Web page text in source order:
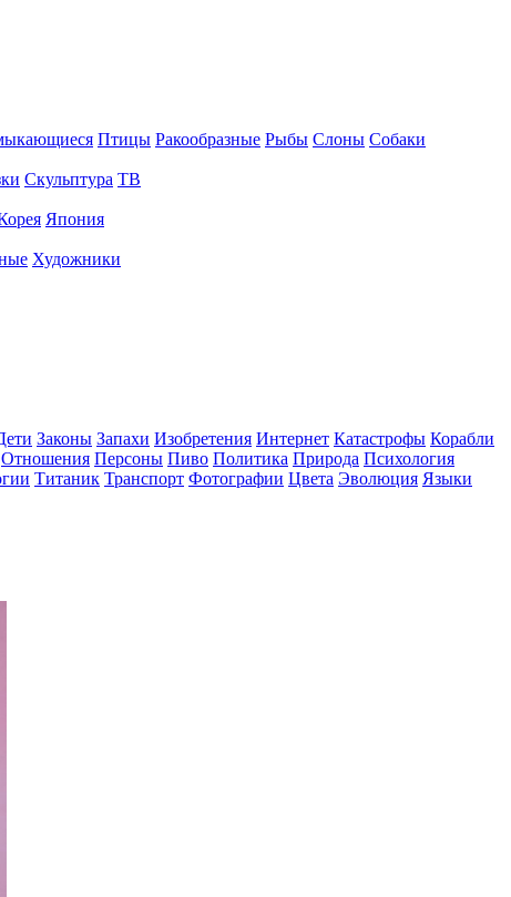
Птицы Ракообразные Рыбы Слоны Собаки
Скульптура ТВ
Япония
Художники
Законы Запахи Изобретения Интернет Катастрофы Корабли
Отношения Персоны Пиво Политика Природа Психология
Титаник Транспорт Фотографии Цвета Эволюция Языки